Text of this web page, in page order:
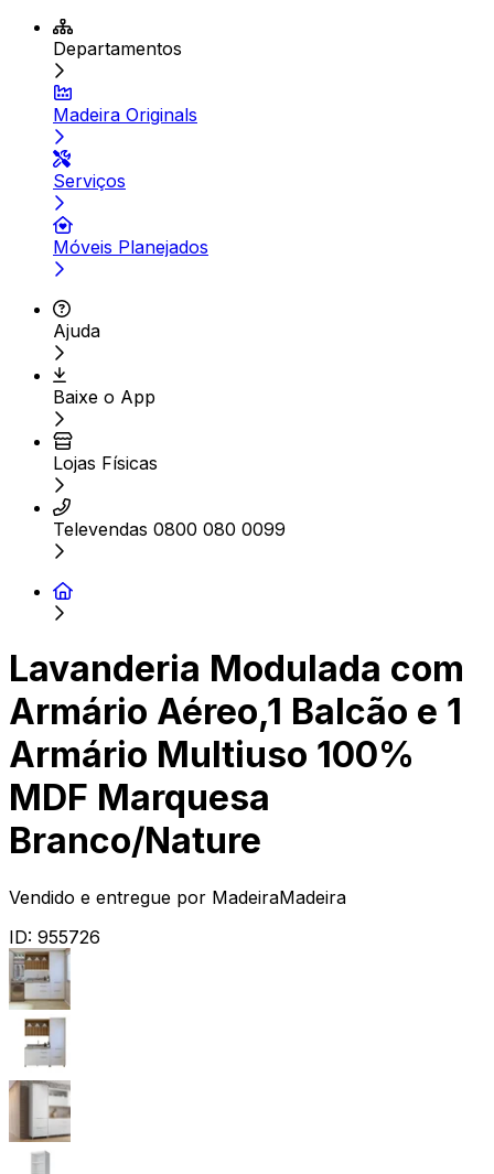
Departamentos
Madeira Originals
Serviços
Móveis Planejados
Ajuda
Baixe o App
Lojas Físicas
Televendas 0800 080 0099
Lavanderia Modulada com
Armário Aéreo,1 Balcão e 1
Armário Multiuso 100%
MDF Marquesa
Branco/Nature
Vendido e entregue por MadeiraMadeira
ID: 955726